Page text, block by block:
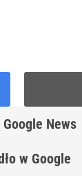
Google News
w Google